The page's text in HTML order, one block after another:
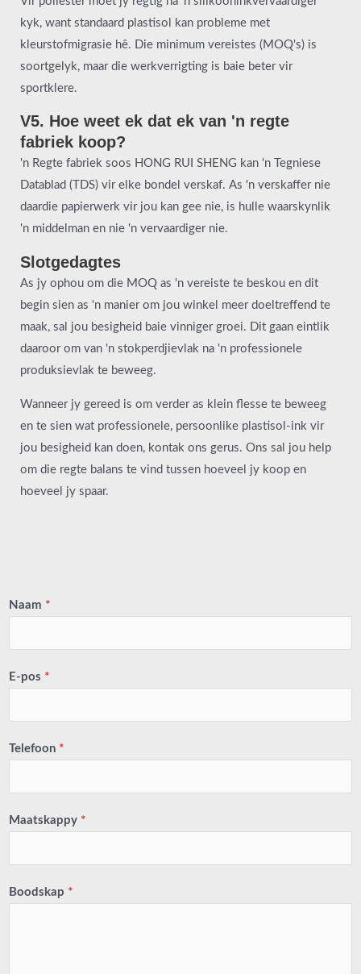
kyk, want standaard plastisol kan probleme met
kleurstofmigrasie hê. Die minimum vereistes (MOQ's) is
soortgelyk, maar die werkverrigting is baie beter vir
sportklere.
V5. Hoe weet ek dat ek van 'n regte
fabriek koop?
'n Regte fabriek soos HONG RUI SHENG kan 'n Tegniese
Datablad (TDS) vir elke bondel verskaf. As 'n verskaffer nie
daardie papierwerk vir jou kan gee nie, is hulle waarskynlik
'n middelman en nie 'n vervaardiger nie.
Slotgedagtes
As jy ophou om die MOQ as 'n vereiste te beskou en dit
begin sien as 'n manier om jou winkel meer doeltreffend te
maak, sal jou besigheid baie vinniger groei. Dit gaan eintlik
daaroor om van 'n stokperdjievlak na 'n professionele
produksievlak te beweeg.
Wanneer jy gereed is om verder as klein flesse te beweeg
en te sien wat professionele, persoonlike plastisol-ink vir
jou besigheid kan doen, kontak ons gerus. Ons sal jou help
om die regte balans te vind tussen hoeveel jy koop en
hoeveel jy spaar.
Naam *
E-pos *
Telefoon *
Maatskappy *
Boodskap *